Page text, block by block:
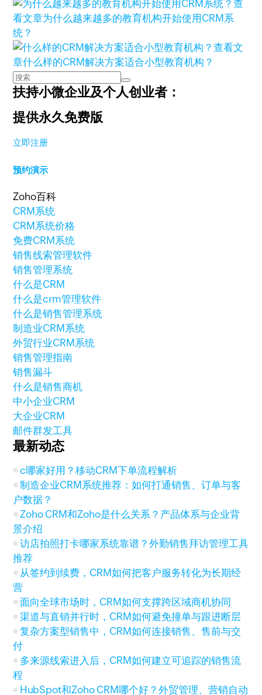
查
看文章为什么越来越多的教育机构开始使用CRM系
统？
查看文
章什么样的CRM解决方案适合小型教育机构？
扶持小微企业及个人创业者：
提供永久免费版
立即注册
预约演示
Zoho百科
CRM系统
CRM系统价格
免费CRM系统
销售线索管理软件
销售管理系统
什么是CRM
什么是crm管理软件
什么是销售管理系统
制造业CRM系统
外贸行业CRM系统
销售管理指南
销售漏斗
什么是销售商机
中小企业CRM
大企业CRM
邮件群发工具
最新动态
c哪家好用？移动CRM下单流程解析
制造企业CRM系统推荐：如何打通销售、订单与客
户数据？
Zoho CRM和Zoho是什么关系？产品体系与企业背
景介绍
访店拍照打卡哪家系统靠谱？外勤销售拜访管理工具
推荐
从签约到续费，CRM如何把客户服务转化为长期经
营
面向全球市场时，CRM如何支撑跨区域商机协同
渠道与直销并行时，CRM如何避免撞单与跟进断层
复杂方案型销售中，CRM如何连接销售、售前与交
付
多来源线索进入后，CRM如何建立可追踪的销售流
程
HubSpot和Zoho CRM哪个好？外贸管理、营销自动